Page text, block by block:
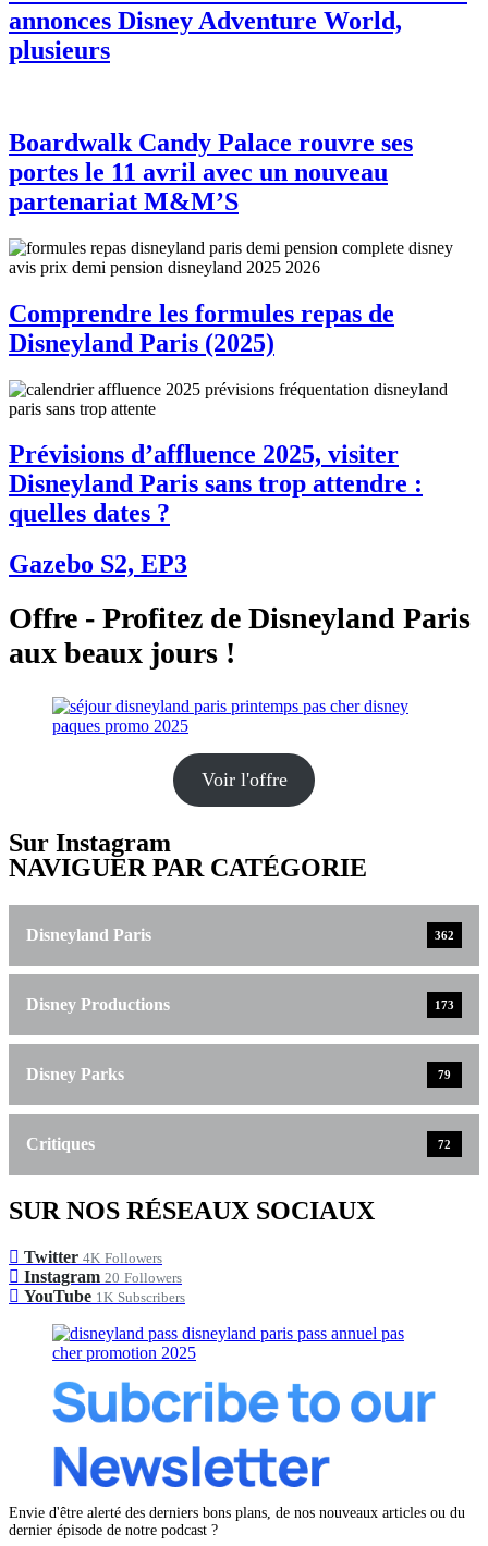
annonces Disney Adventure World,
plusieurs
Boardwalk Candy Palace rouvre ses
portes le 11 avril avec un nouveau
partenariat M&M’S
Comprendre les formules repas de
Disneyland Paris (2025)
Prévisions d’affluence 2025, visiter
Disneyland Paris sans trop attendre :
quelles dates ?
Gazebo S2, EP3
Offre - Profitez de Disneyland Paris
aux beaux jours !
Voir l'offre
Sur Instagram
NAVIGUER PAR CATÉGORIE
Disneyland Paris 362
Disney Productions 173
Disney Parks 79
Critiques 72
SUR NOS RÉSEAUX SOCIAUX
Twitter 4K Followers
Instagram 20 Followers
YouTube 1K Subscribers
Envie d'être alerté des derniers bons plans, de nos nouveaux articles ou du
dernier épisode de notre podcast ?